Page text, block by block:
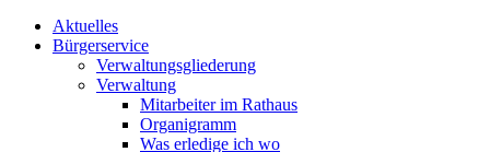
Aktuelles
Bürgerservice
Verwaltungsgliederung
Verwaltung
Mitarbeiter im Rathaus
Organigramm
Was erledige ich wo